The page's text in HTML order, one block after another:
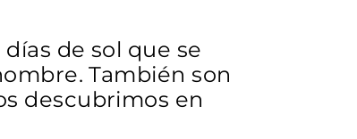
de sol que se
También son
descubrimos en